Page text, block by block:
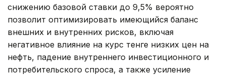
снижению базовой ставки до 9,5% вероятно
позволит оптимизировать имеющийся баланс
внешних и внутренних рисков, включая
негативное влияние на курс тенге низких цен на
нефть, падение внутреннего инвестиционного и
потребительского спроса, а также усиление